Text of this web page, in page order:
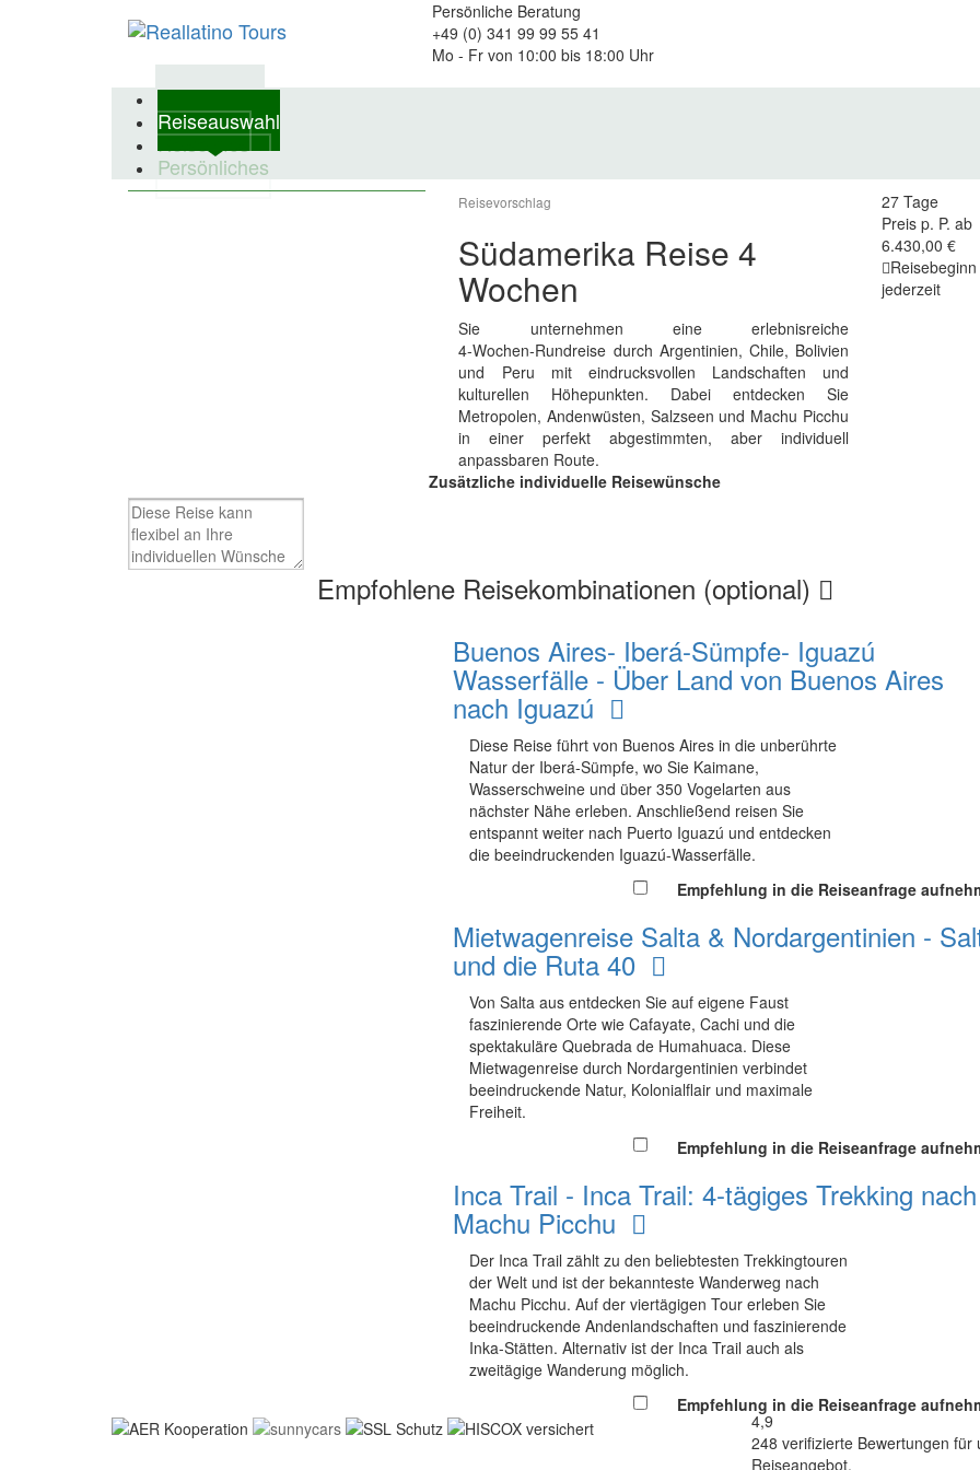
Persönliche Beratung
+49 (0) 341 99 99 55 41
Mo - Fr von 10:00 bis 18:00 Uhr
Reiseländer
Reiseauswahl
Reiseinfos
Persönliches
Reisevorschlag
Südamerika Reise 4
Wochen
Sie unternehmen eine erlebnisreiche
4‑Wochen‑Rundreise durch Argentinien, Chile, Bolivien
und Peru mit eindrucksvollen Landschaften und
kulturellen Höhepunkten. Dabei entdecken Sie
Metropolen, Andenwüsten, Salzseen und Machu Picchu
in einer perfekt abgestimmten, aber individuell
anpassbaren Route.
27 Tage
Preis p. P. ab
6.430,00 €
Reisebeginn
jederzeit
Zusätzliche individuelle Reisewünsche
Empfohlene Reisekombinationen (optional)
Buenos Aires- Iberá-Sümpfe- Iguazú
Wasserfälle - Über Land von Buenos Aires
nach Iguazú
Diese Reise führt von Buenos Aires in die unberührte
Natur der Iberá‑Sümpfe, wo Sie Kaimane,
Wasserschweine und über 350 Vogelarten aus
nächster Nähe erleben. Anschließend reisen Sie
entspannt weiter nach Puerto Iguazú und entdecken
die beeindruckenden Iguazú‑Wasserfälle.
Empfehlung in die Reiseanfrage
Mietwagenreise Salta & Nordargentinien -
und die Ruta 40
Von Salta aus entdecken Sie auf eigene Faust
faszinierende Orte wie Cafayate, Cachi und die
spektakuläre Quebrada de Humahuaca. Diese
Mietwagenreise durch Nordargentinien verbindet
beeindruckende Natur, Kolonialflair und maximale
Freiheit.
Empfehlung in die Reiseanfrage
Inca Trail - Inca Trail: 4-tägiges Trekking nach
Machu Picchu
Der Inca Trail zählt zu den beliebtesten Trekkingtouren
der Welt und ist der bekannteste Wanderweg nach
Machu Picchu. Auf der viertägigen Tour erleben Sie
beeindruckende Andenlandschaften und faszinierende
Inka-Stätten. Alternativ ist der Inca Trail auch als
zweitägige Wanderung möglich.
Empfehlung in die Reiseanfrage
4,9
248 verifizierte Bewertungen für
Reiseangebot.